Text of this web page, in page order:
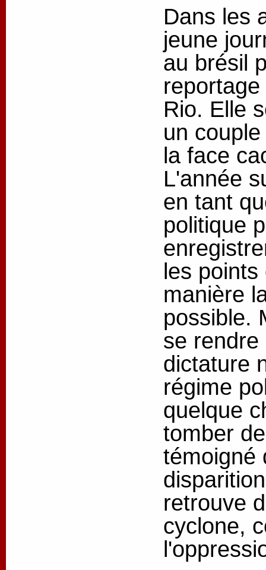
Dans les
jeune
au brésil
Rio. Elle
un
la face
L'année
en tant
politique
les
manière
possible.
se
dictature
régime
quelque
tomber
témoigné
retrouve
cyclone,